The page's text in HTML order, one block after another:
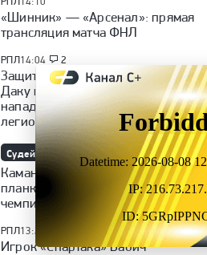
«Шинник» — «Арсенал»: прямая
трансляция матча ФНЛ
РПЛ14:04 2
Защитник «Зенита» Дивеев назвал
Даку и Кордобу сильнейшими
нападающими РПЛ среди
легионеров
Судейство РПЛ 13:45 15
Каманцев: «В РПЛ повысится
планка единоборств. Ориентир —
чемпионат мира»
РПЛ13:25
Игрок «Спартака» Бабич